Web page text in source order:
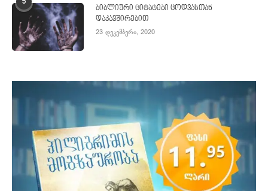
5
ბიბლიური ციტატები ცოდვასთან
დაკავშირებით
23 დეკემბერი, 2020